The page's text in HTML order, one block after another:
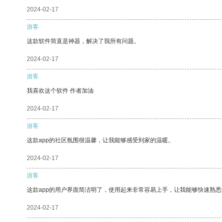
2024-02-17
游客
这款软件简直是神器，解决了我所有问题。
2024-02-17
游客
我喜欢这个软件 作者加油
2024-02-17
游客
这款app的社区氛围很温馨，让我能够感受到家的温暖。
2024-02-17
游客
这款app的用户界面简洁明了，使用起来非常容易上手，让我能够快速熟
2024-02-17